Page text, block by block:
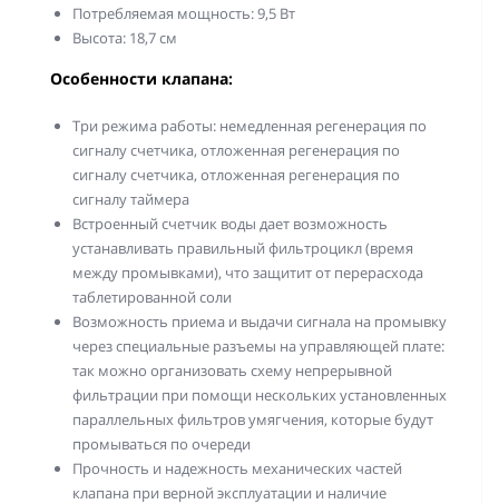
Потребляемая мощность: 9,5 Вт
Высота: 18,7 см
Особенности клапана:
Три режима работы: немедленная регенерация по
сигналу счетчика, отложенная регенерация по
сигналу счетчика, отложенная регенерация по
сигналу таймера
Встроенный счетчик воды дает возможность
устанавливать правильный фильтроцикл (время
между промывками), что защитит от перерасхода
таблетированной соли
Возможность приема и выдачи сигнала на промывку
через специальные разъемы на управляющей плате:
так можно организовать схему непрерывной
фильтрации при помощи нескольких установленных
параллельных фильтров умягчения, которые будут
промываться по очереди
Прочность и надежность механических частей
клапана при верной эксплуатации и наличие